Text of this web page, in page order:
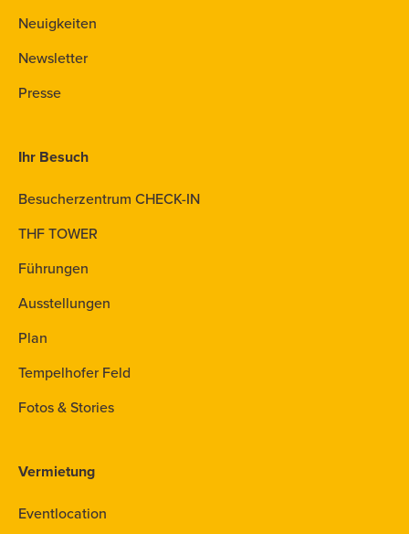
Neuigkeiten
Newsletter
Presse
Ihr Besuch
Besucherzentrum CHECK-IN
THF TOWER
Führungen
Ausstellungen
Plan
Tempelhofer Feld
Fotos & Stories
Vermietung
Eventlocation